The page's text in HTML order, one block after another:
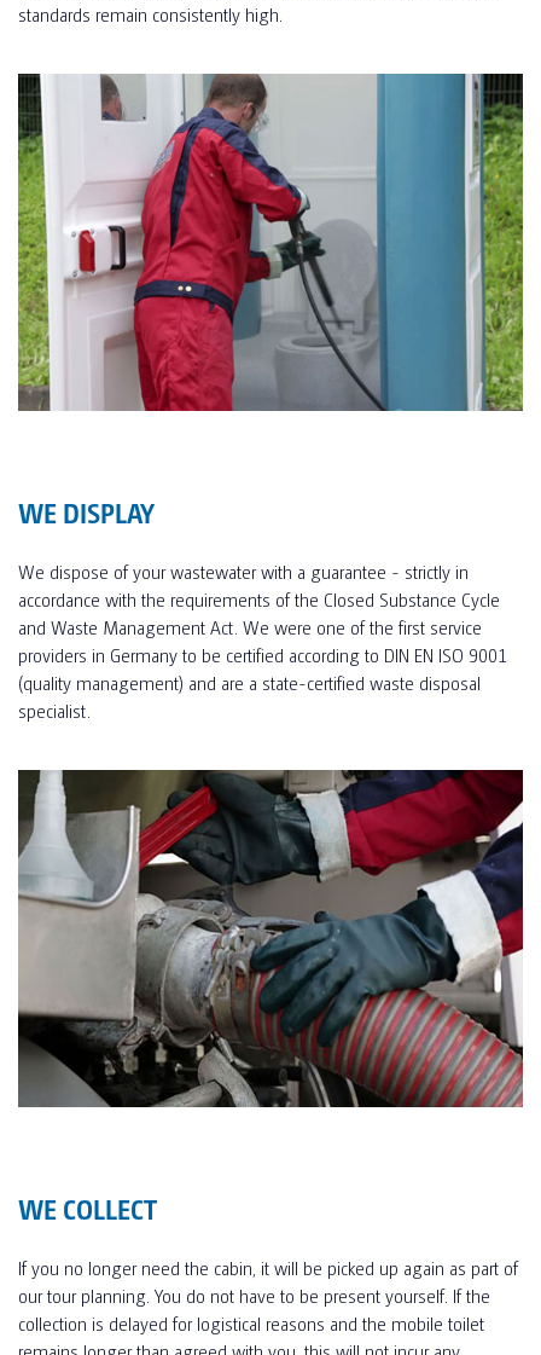
standards remain consistently high.
WE DISPLAY
We dispose of your wastewater with a guarantee - strictly in
accordance with the requirements of the Closed Substance Cycle
and Waste Management Act. We were one of the first service
providers in Germany to be certified according to DIN EN ISO 9001
(quality management) and are a state-certified waste disposal
specialist.
WE COLLECT
If you no longer need the cabin, it will be picked up again as part of
our tour planning. You do not have to be present yourself. If the
collection is delayed for logistical reasons and the mobile toilet